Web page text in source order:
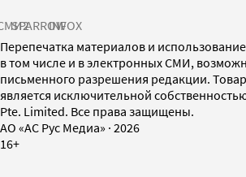
SPARROWINFOX
Перепечатка материалов и
в том числе и в электронных СМИ,
письменного разрешения редакции.
является исключительной
Pte. Limited. Все права защищены.
AO «АС Рус Медиа» · 2026
16+